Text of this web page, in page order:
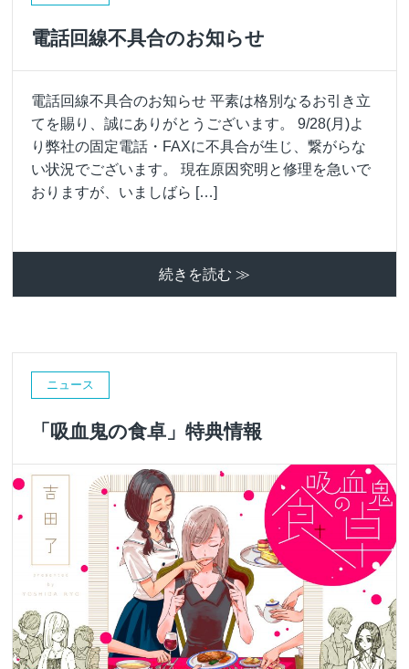
電話回線不具合のお知らせ
電話回線不具合のお知らせ 平素は格別なるお引き立
てを賜り、誠にありがとうございます。 9/28(月)よ
り弊社の固定電話・FAXに不具合が生じ、繋がらな
い状況でございます。 現在原因究明と修理を急いで
おりますが、いましばら […]
続きを読む ≫
ニュース
「吸血鬼の食卓」特典情報